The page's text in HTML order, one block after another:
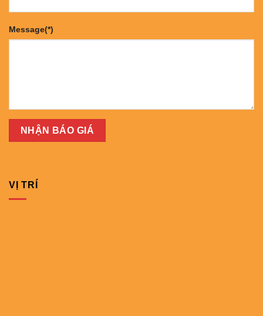
Message(*)
VỊ TRÍ